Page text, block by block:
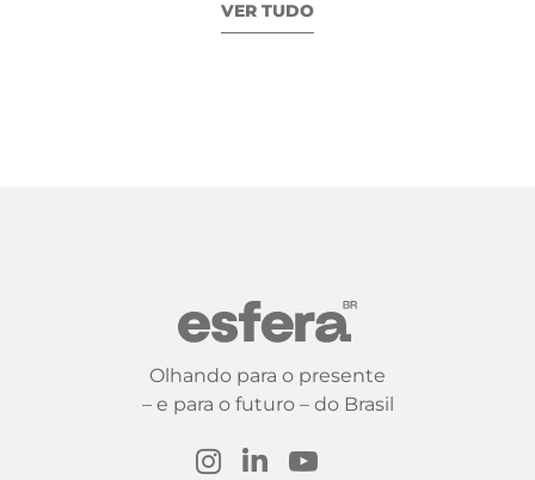
VER TUDO
Olhando para o presente
– e para o futuro – do Brasil